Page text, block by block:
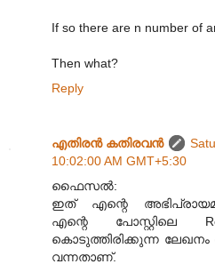
If so there are n number of
Then what?
Reply
എതിരന്‍ കതിരവന്‍
10:02:00 AM GMT+5:30
ഫൈസൽ:
ഇത് എന്റെ
എന്റെ പോസ്റ്റിലെ
കൊടുത്തിരിക്കുന്ന
വന്നതാണ്.